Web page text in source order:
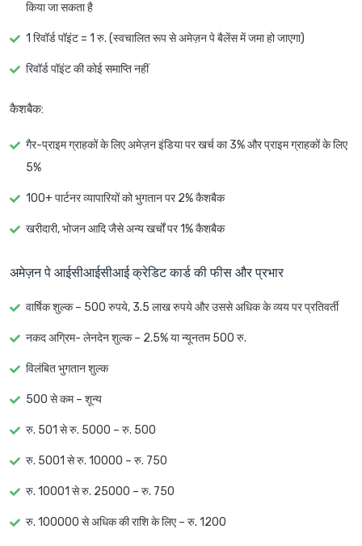
किया जा सकता है
1 रिवॉर्ड पॉइंट = 1 रु. (स्वचालित रूप से अमेज़न पे बैलेंस में जमा हो जाएगा)
रिवॉर्ड पॉइंट की कोई समाप्ति नहीं
कैशबैक:
गैर-प्राइम ग्राहकों के लिए अमेज़न इंडिया पर खर्च का 3% और प्राइम ग्राहकों के लिए
5%
100+ पार्टनर व्यापारियों को भुगतान पर 2% कैशबैक
खरीदारी, भोजन आदि जैसे अन्य खर्चों पर 1% कैशबैक
अमेज़न पे आईसीआईसीआई क्रेडिट कार्ड की फीस और प्रभार
वार्षिक शुल्क – 500 रुपये, 3.5 लाख रुपये और उससे अधिक के व्यय पर प्रतिवर्ती
नकद अग्रिम- लेनदेन शुल्क – 2.5% या न्यूनतम 500 रु.
विलंबित भुगतान शुल्क
500 से कम – शून्य
रु. 501 से रु. 5000 – रु. 500
रु. 5001 से रु. 10000 – रु. 750
रु. 10001 से रु. 25000 – रु. 750
रु. 100000 से अधिक की राशि के लिए – रु. 1200